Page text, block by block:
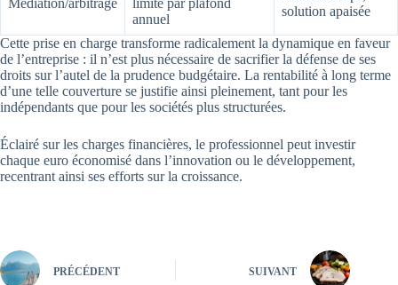
Médiation/arbitrage
limité par plafond
annuel
solution apaisée
Cette prise en charge transforme radicalement la dynamique en faveur
de l’entreprise : il n’est plus nécessaire de sacrifier la défense de ses
droits sur l’autel de la prudence budgétaire. La rentabilité à long terme
d’une telle couverture se justifie ainsi pleinement, tant pour les
indépendants que pour les sociétés plus structurées.
Éclairé sur les charges financières, le professionnel peut investir
chaque euro économisé dans l’innovation ou le développement,
recentrant ainsi ses efforts sur la croissance.
PRÉCÉDENT SUIVANT